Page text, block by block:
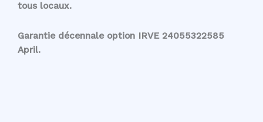
tous locaux.
Garantie décennale option IRVE 24055322585
April.